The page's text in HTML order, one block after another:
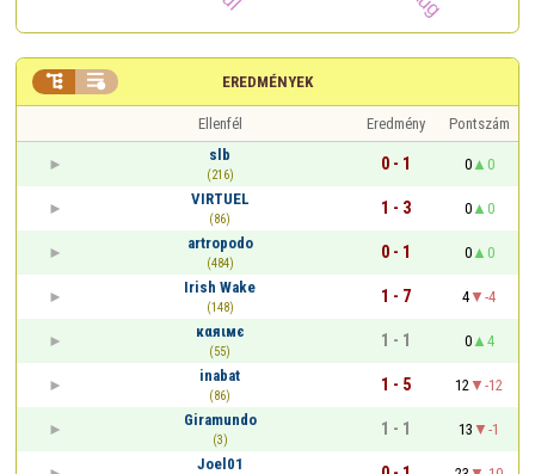
EREDMÉNYEK
 
Ellenfél Eredmény
Pontszám
slb
(216)
0 - 1 0
0
VIRTUEL
(86)
1 - 3 0
0
artropodo
(484)
0 - 1 0
0
Irish Wake
(148)
1 - 7 4
-4
кαяιмє
(55)
1 - 1 0
4
inabat
(86)
1 - 5 12
-12
Giramundo
(3)
1 - 1 13
-1
Joel01